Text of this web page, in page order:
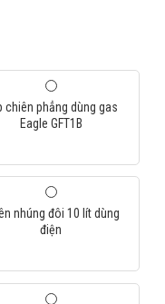
chiên phẳng dùng gas
Eagle GFT1B
nhúng đôi 10 lít dùng
điện